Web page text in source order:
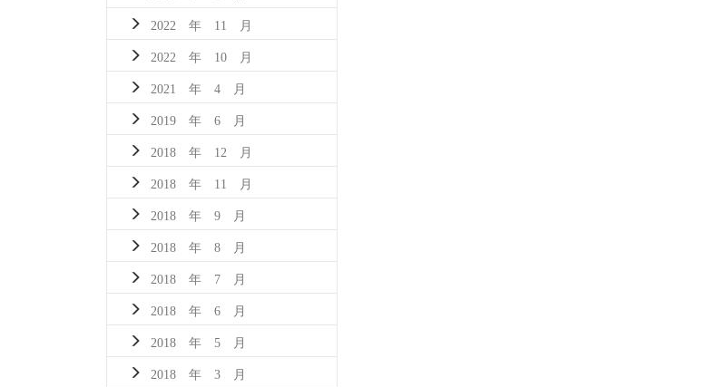
2022 年 11 月
2022 年 10 月
2021 年 4 月
2019 年 6 月
2018 年 12 月
2018 年 11 月
2018 年 9 月
2018 年 8 月
2018 年 7 月
2018 年 6 月
2018 年 5 月
2018 年 3 月